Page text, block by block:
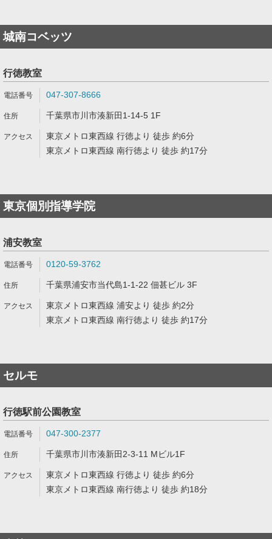
城南コベッツ
行徳教室
047-307-8666
千葉県市川市湊新田1-14-5 1F
東京メトロ東西線 行徳より 徒歩 約6分
東京メトロ東西線 南行徳より 徒歩 約17分
東京個別指導学院
浦安教室
0120-59-3762
千葉県浦安市当代島1-1-22 佃甚ビル 3F
東京メトロ東西線 浦安より 徒歩 約2分
東京メトロ東西線 南行徳より 徒歩 約17分
セルモ
行徳駅前公園教室
047-300-2377
千葉県市川市湊新田2-3-11 Mビル1F
東京メトロ東西線 行徳より 徒歩 約6分
東京メトロ東西線 南行徳より 徒歩 約18分